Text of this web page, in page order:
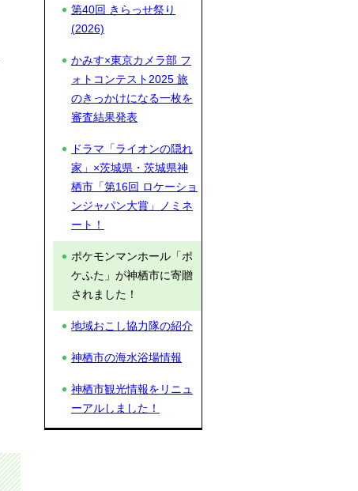
第40回 きらっせ祭り
(2026)
かみす×東京カメラ部 フ
ォトコンテスト2025 旅
のきっかけになる一枚を
審査結果発表
ドラマ「ライオンの隠れ
家」×茨城県・茨城県神
栖市「第16回 ロケーショ
ンジャパン大賞」ノミネ
ート！
ポケモンマンホール「ポ
ケふた」が神栖市に寄贈
されました！
地域おこし協力隊の紹介
神栖市の海水浴場情報
神栖市観光情報をリニュ
ーアルしました！